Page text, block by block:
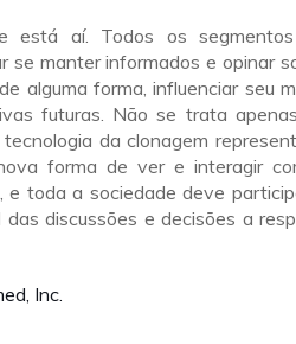
aí. Todos os
se manter informados e opinar
alguma forma, influenciar seu
futuras. Não se trata
da clonagem
forma de ver e interagir
e toda a sociedade deve
discussões e decisões a
Inc.